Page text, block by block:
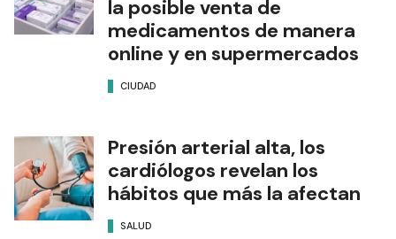
la posible venta de
medicamentos de manera
online y en supermercados
CIUDAD
Presión arterial alta, los
cardiólogos revelan los
hábitos que más la afectan
SALUD